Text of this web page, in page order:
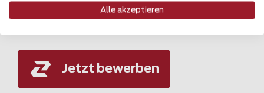
Jetzt bewerben
Alle akzeptieren